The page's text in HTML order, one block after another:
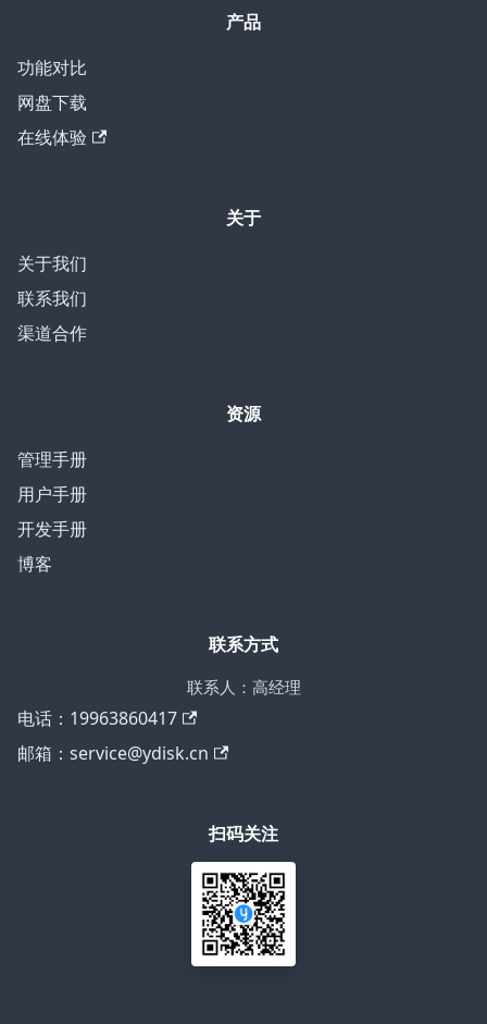
产品
功能对比
网盘下载
在线体验
关于
关于我们
联系我们
渠道合作
资源
管理手册
用户手册
开发手册
博客
联系方式
联系人：高经理
电话：19963860417
邮箱：service@ydisk.cn
扫码关注